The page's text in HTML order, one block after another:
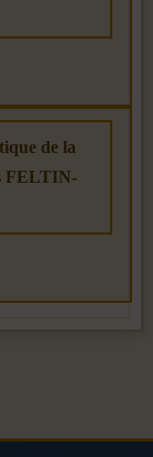
de la
FELTIN-